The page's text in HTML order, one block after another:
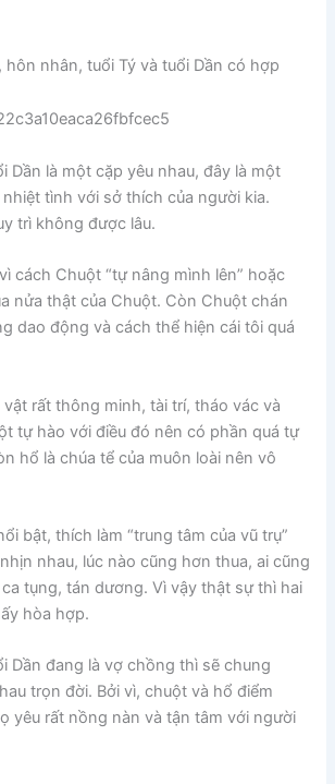
hôn nhân, tuổi Tý và tuổi Dần có hợp
Dần là một cặp yêu nhau, đây là một
tình với sở thích của người kia.
trì không được lâu.
cách Chuột “tự nâng mình lên” hoặc
nửa thật của Chuột. Còn Chuột chán
dao động và cách thể hiện cái tôi quá
rất thông minh, tài trí, tháo vác và
tự hào với điều đó nên có phần quá tự
hổ là chúa tể của muôn loài nên vô
bật, thích làm “trung tâm của vũ trụ”
nhau, lúc nào cũng hơn thua, ai cũng
tụng, tán dương. Vì vậy thật sự thì hai
hòa hợp.
Dần đang là vợ chồng thì sẽ chung
trọn đời. Bởi vì, chuột và hổ điểm
yêu rất nồng nàn và tận tâm với người